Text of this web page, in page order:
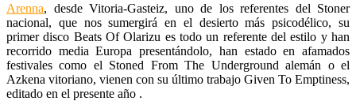
Arenna, desde Vitoria-Gasteiz, uno de los referentes del Stoner
nacional, que nos sumergirá en el desierto más psicodélico, su
primer disco Beats Of Olarizu es todo un referente del estilo y han
recorrido media Europa presentándolo, han estado en afamados
festivales como el Stoned From The Underground alemán o el
Azkena vitoriano, vienen con su último trabajo Given To Emptiness,
editado en el presente año .